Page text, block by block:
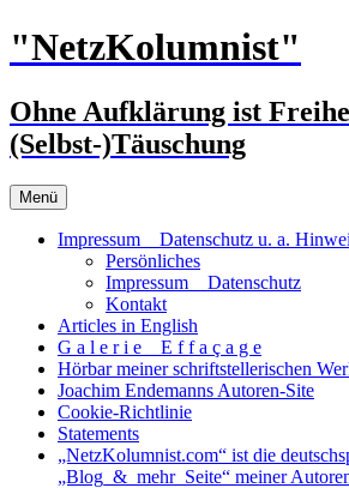
Zum
Inhalt
"NetzKolumnist"
Ohne Aufklärung ist
(Selbst-)Täuschung
Menü
Impressum _ Datenschutz u. a.
Persönliches
Impressum _ Datenschutz
Kontakt
Articles in English
G a l e r i e _ E f f a ç a g e
Hörbar meiner schriftstellerischen
Joachim Endemanns Autoren-Site
Cookie-Richtlinie
Statements
„NetzKolumnist.com“ ist die
„Blog_&_mehr_Seite“ meiner